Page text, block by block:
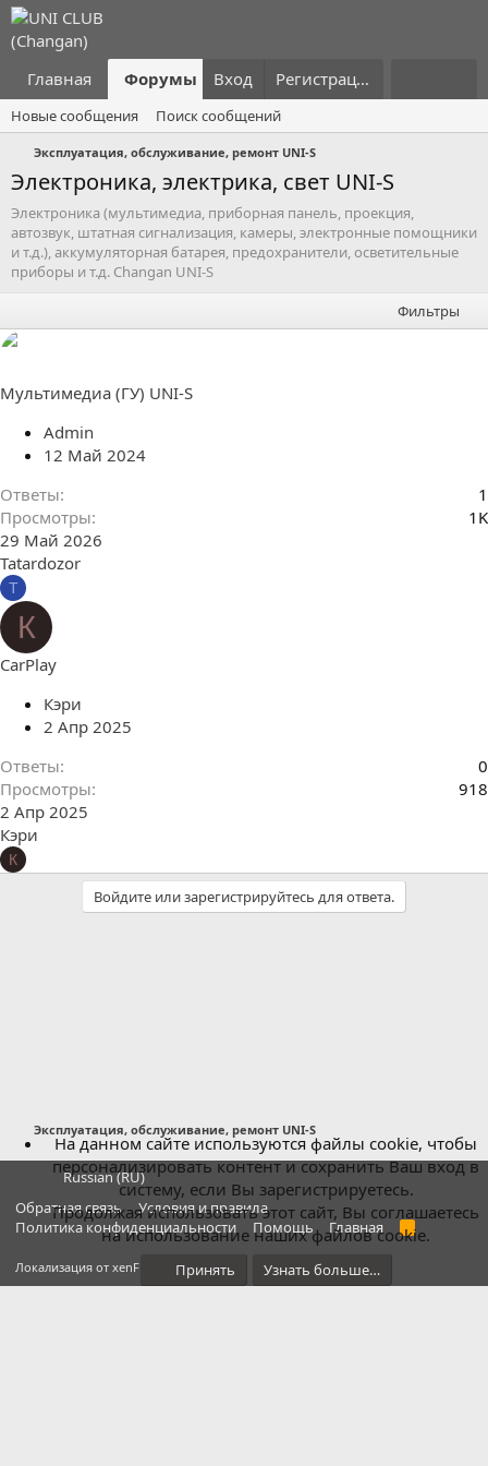
Главная Форумы Что нового?
Вход Регистрация
Новые сообщения Поиск сообщений
Эксплуатация, обслуживание, ремонт UNI-S
Электроника, электрика, свет UNI-S
Электроника (мультимедиа, приборная панель, проекция,
автозвук, штатная сигнализация, камеры, электронные помощники
и т.д.), аккумуляторная батарея, предохранители, осветительные
приборы и т.д. Changan UNI-S
Фильтры
Мультимедиа (ГУ) UNI-S
Admin
12 Май 2024
Ответы
1
Просмотры
1K
29 Май 2026
Tatardozor
T
К
CarPlay
Кэри
2 Апр 2025
Ответы
0
Просмотры
918
2 Апр 2025
Кэри
К
Войдите или зарегистрируйтесь для ответа.
Эксплуатация, обслуживание, ремонт UNI-S
Russian (RU)
Обратная связь
Условия и правила
Политика конфиденциальности
Помощь Главная
R
S
Локализация от xenForo.Info
На данном сайте используются файлы cookie, чтобы
персонализировать контент и сохранить Ваш вход в
систему, если Вы зарегистрируетесь.
Продолжая использовать этот сайт, Вы соглашаетесь
на использование наших файлов cookie.
Принять Узнать больше…